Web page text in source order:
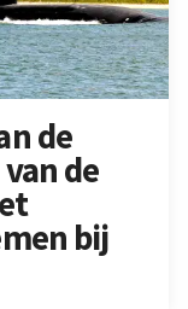
de
de
bij